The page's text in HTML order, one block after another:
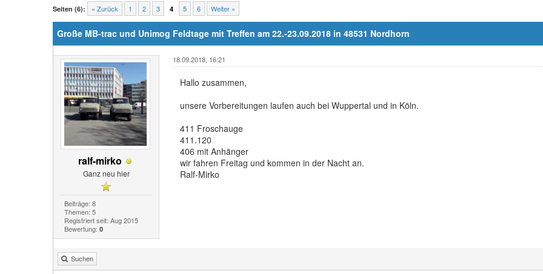
Seiten (6): « Zurück 1 2 3 4 5 6 Weiter »
Große MB-trac und Unimog Feldtage mit Treffen am 22.-23.09.2018 in 48531 Nordhorn
ralf-mirko
Ganz neu hier
Beiträge: 8
Themen: 5
Registriert seit: Aug 2015
Bewertung: 0
18.09.2018, 16:21
Hallo zusammen,
unsere Vorbereitungen laufen auch bei Wuppertal und in Köln.
411 Froschauge
411.120
406 mit Anhänger
wir fahren Freitag und kommen in der Nacht an.
Ralf-Mirko
Suchen